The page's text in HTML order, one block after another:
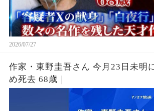
2026/07/27
作家・東野圭吾さん 今月23日未明
め死去 68歳｜